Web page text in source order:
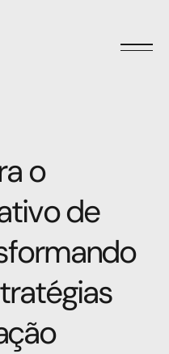
o
de